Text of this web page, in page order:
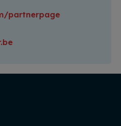
partnerpage